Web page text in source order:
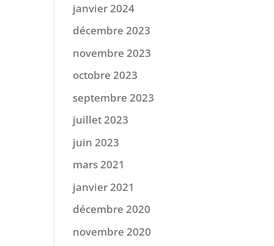
janvier 2024
décembre 2023
novembre 2023
octobre 2023
septembre 2023
juillet 2023
juin 2023
mars 2021
janvier 2021
décembre 2020
novembre 2020